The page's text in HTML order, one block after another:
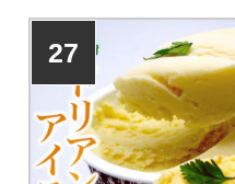
27